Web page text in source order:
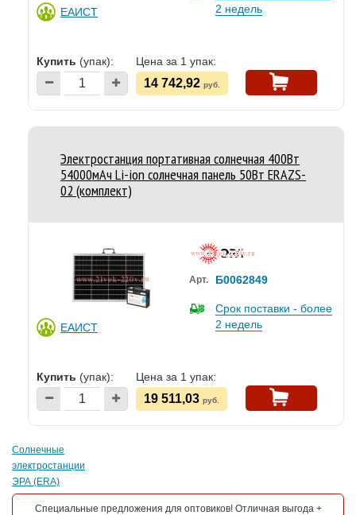
ЕАИСТ
2 недель
Купить (упак): Цена за 1 упак:
14 742,92 руб.
Электростанция портативная солнечная 400Вт
54000мАч Li-ion солнечная панель 50Вт ERAZS-
02 (комплект)
ЕАИСТ
Арт. Б0062849
Срок поставки - более
2 недель
Купить (упак): Цена за 1 упак:
19 511,03 руб.
Солнечные
электростанции
ЭРА (ERA)
Специальные предложения для оптовиков! Отличная выгода +